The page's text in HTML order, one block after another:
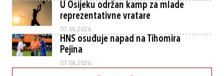
U Osijeku održan kamp za mlade
reprezentativne vratare
07.08.2026.
HNS osuđuje napad na Tihomira
Pejina
07.08.2026.